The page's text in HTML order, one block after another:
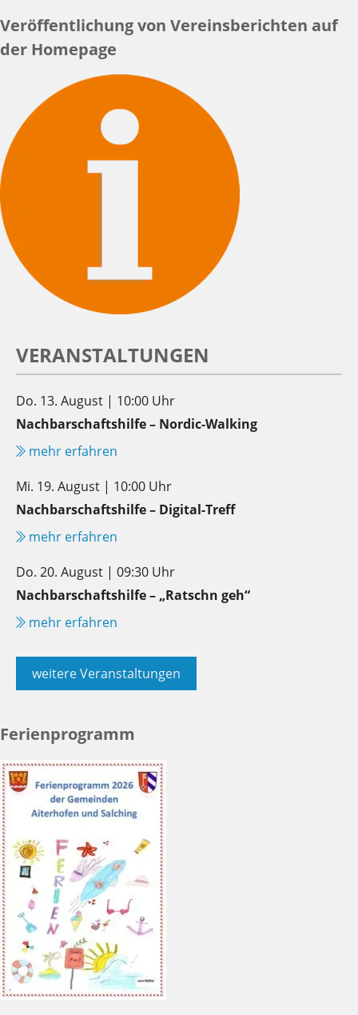
Veröffentlichung von Vereinsberichten auf
der Homepage
VERANSTALTUNGEN
Do. 13. August | 10:00 Uhr
Nachbarschaftshilfe – Nordic-Walking
mehr erfahren
Mi. 19. August | 10:00 Uhr
Nachbarschaftshilfe – Digital-Treff
mehr erfahren
Do. 20. August | 09:30 Uhr
Nachbarschaftshilfe – „Ratschn geh“
mehr erfahren
weitere Veranstaltungen
Ferienprogramm